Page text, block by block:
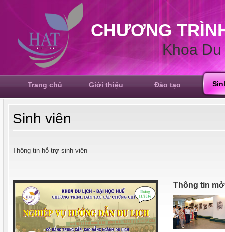
CHƯƠNG
Khoa
Trang chủ Giới thiệu Đào tạo
Sinh viên
Thông tin hỗ trợ sinh viên
Thông tin